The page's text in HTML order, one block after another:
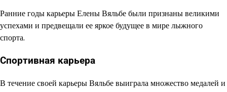
Ранние годы карьеры Елены Вяльбе были признаны великими
успехами и предвещали ее яркое будущее в мире лыжного
спорта.
Спортивная карьера
В течение своей карьеры Вяльбе выиграла множество медалей и